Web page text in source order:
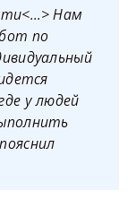
Нам
по
у людей